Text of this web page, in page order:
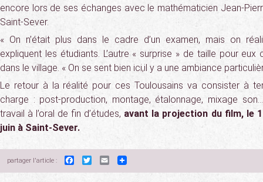
encore lors de ses échanges avec le mathématicien Jean-
Saint-Sever.
« On n’était plus dans le cadre d’un examen, mais on
expliquent les étudiants. L’autre « surprise » de taille pour eux
dans le village. « On se sent bien ici,il y a une ambiance
Le retour à la réalité pour ces Toulousains va consister à
charge : post-production, montage, étalonnage, mixage
travail à l’oral de fin d’études, avant la projection du film, le
juin à Saint-Sever.
partager l'article : Facebook
TwitterEmail